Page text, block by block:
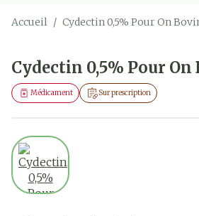
Accueil / Cydectin 0,5% Pour On
Cydectin 0,5% Pour On
Sur prescription
Médicament
View larger image